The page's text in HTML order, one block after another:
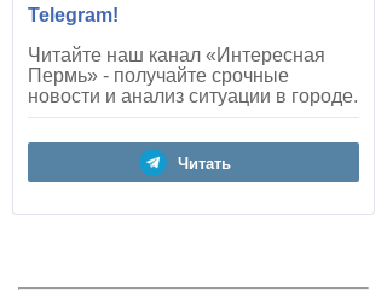
Telegram!
Читайте наш канал «Интересная
Пермь» - получайте срочные
новости и анализ ситуации в городе.
Читать